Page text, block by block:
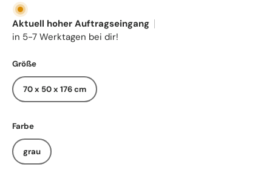
Aktuell hoher Auftragseingang
in 5-7 Werktagen bei dir!
Größe
70 x 50 x 176 cm
Farbe
grau